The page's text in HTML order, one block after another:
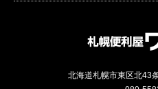
北海道札幌市東区北43